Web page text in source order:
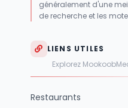
généralement d'une
de recherche et les
LIENS UTILES
Explorez
Restaurants